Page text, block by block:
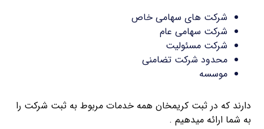
شرکت های سهامی خاص
شرکت سهامی عام
شرکت مسئولیت
محدود شرکت تضامنی
موسسه
دارند که در ثبت کریمخان همه خدمات مربوط به ثبت شرکت را
به شما ارائه میدهیم .